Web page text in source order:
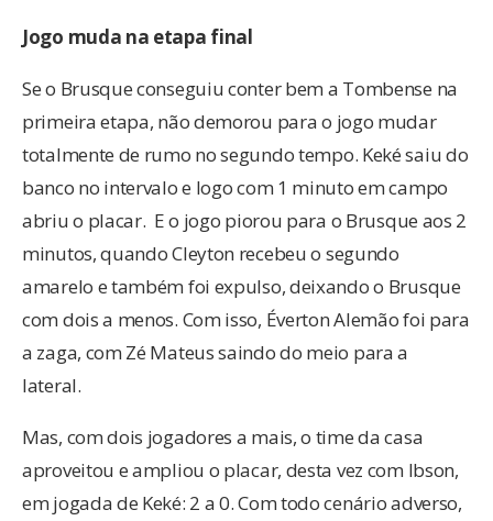
Jogo muda na etapa final
Se o Brusque conseguiu conter bem a Tombense na
primeira etapa, não demorou para o jogo mudar
totalmente de rumo no segundo tempo. Keké saiu do
banco no intervalo e logo com 1 minuto em campo
abriu o placar. E o jogo piorou para o Brusque aos 2
minutos, quando Cleyton recebeu o segundo
amarelo e também foi expulso, deixando o Brusque
com dois a menos. Com isso, Éverton Alemão foi para
a zaga, com Zé Mateus saindo do meio para a
lateral.
Mas, com dois jogadores a mais, o time da casa
aproveitou e ampliou o placar, desta vez com Ibson,
em jogada de Keké: 2 a 0. Com todo cenário adverso,